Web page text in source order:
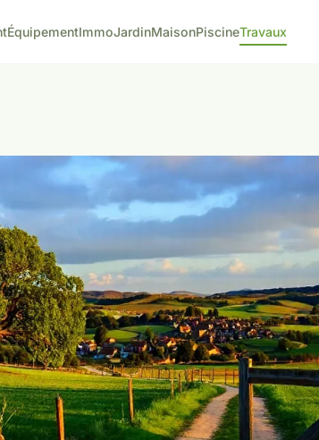
ÉquipementImmoJardinMaisonPiscineTravaux